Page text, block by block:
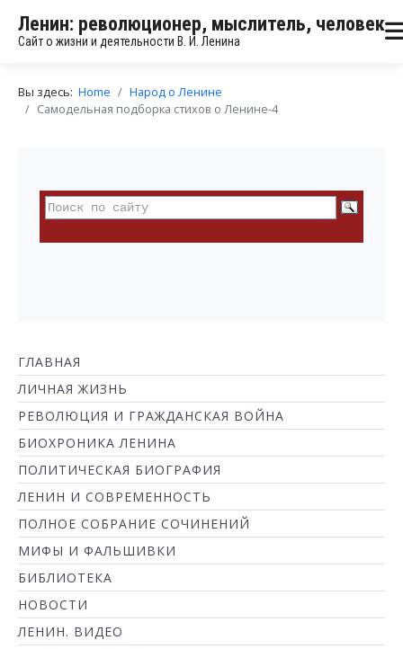
Ленин: революционер, мыслитель, человек
Сайт о жизни и деятельности В. И. Ленина
Вы здесь: Home
Народ о Ленине
Самодельная подборка стихов о Ленине-4
ГЛАВНАЯ
ЛИЧНАЯ ЖИЗНЬ
РЕВОЛЮЦИЯ И ГРАЖДАНСКАЯ ВОЙНА
БИОХРОНИКА ЛЕНИНА
ПОЛИТИЧЕСКАЯ БИОГРАФИЯ
ЛЕНИН И СОВРЕМЕННОСТЬ
ПОЛНОЕ СОБРАНИЕ СОЧИНЕНИЙ
МИФЫ И ФАЛЬШИВКИ
БИБЛИОТЕКА
НОВОСТИ
ЛЕНИН. ВИДЕО